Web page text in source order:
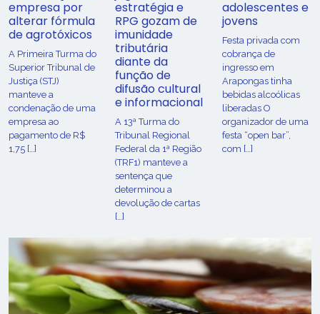
empresa por
alterar fórmula
de agrotóxicos
​A Primeira Turma do
Superior Tribunal de
Justiça (STJ)
manteve a
condenação de uma
empresa ao
pagamento de R$
1,75 […]
estratégia e
RPG gozam de
imunidade
tributária
diante da
função de
difusão cultural
e informacional
A 13ª Turma do
Tribunal Regional
Federal da 1ª Região
(TRF1) manteve a
sentença que
determinou a
devolução de cartas
[…]
adolescentes e
jovens
Festa privada com
cobrança de
ingresso em
Arapongas tinha
bebidas alcoólicas
liberadas O
organizador de uma
festa “open bar”,
com […]